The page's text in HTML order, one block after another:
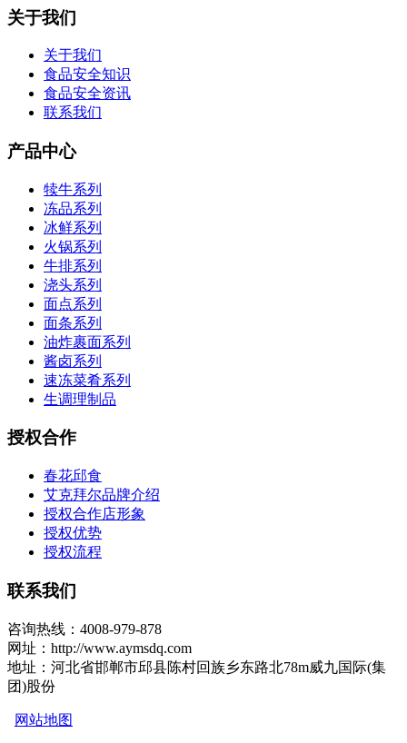
关于我们
关于我们
食品安全知识
食品安全资讯
联系我们
产品中心
犊牛系列
冻品系列
冰鲜系列
火锅系列
牛排系列
浇头系列
面点系列
面条系列
油炸裹面系列
酱卤系列
速冻菜肴系列
生调理制品
授权合作
春花邱食
艾克拜尔品牌介绍
授权合作店形象
授权优势
授权流程
联系我们
咨询热线：4008-979-878
网址：http://www.aymsdq.com
地址：河北省邯郸市邱县陈村回族乡东路北78m威九国际(集
团)股份
网站地图